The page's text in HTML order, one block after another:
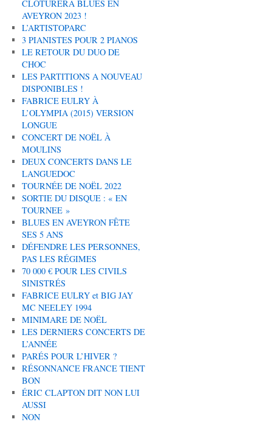
CLÔTURERA BLUES EN
AVEYRON 2023 !
L’ARTISTOPARC
3 PIANISTES POUR 2 PIANOS
LE RETOUR DU DUO DE
CHOC
LES PARTITIONS A NOUVEAU
DISPONIBLES !
FABRICE EULRY À
L’OLYMPIA (2015) VERSION
LONGUE
CONCERT DE NOËL À
MOULINS
DEUX CONCERTS DANS LE
LANGUEDOC
TOURNÉE DE NOËL 2022
SORTIE DU DISQUE : « EN
TOURNEE »
BLUES EN AVEYRON FÊTE
SES 5 ANS
DÉFENDRE LES PERSONNES,
PAS LES RÉGIMES
70 000 € POUR LES CIVILS
SINISTRÉS
FABRICE EULRY et BIG JAY
MC NEELEY 1994
MINIMARE DE NOËL
LES DERNIERS CONCERTS DE
L’ANNÉE
PARÉS POUR L’HIVER ?
RÉSONNANCE FRANCE TIENT
BON
ÉRIC CLAPTON DIT NON LUI
AUSSI
NON